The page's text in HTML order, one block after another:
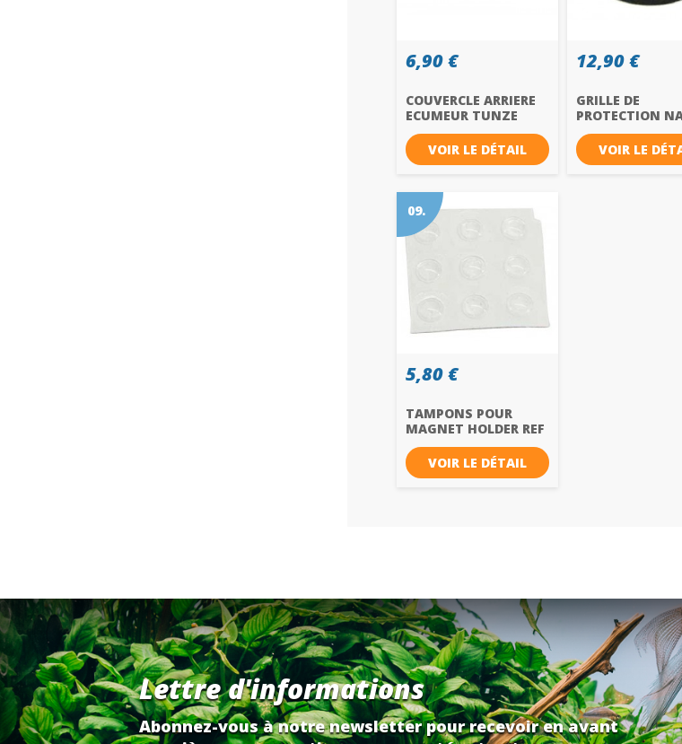
6,90 €
COUVERCLE ARRIERE
ECUMEUR TUNZE
9004 REF...
VOIR LE DÉTAIL
12,90 €
GRILLE DE
PROTECTION
WAVEBOX REF...
VOIR LE
09.
5,80 €
TAMPONS POUR
MAGNET HOLDER REF
6200.509
VOIR LE DÉTAIL
Lettre d'informations
Abonnez-vous à notre newsletter pour recevoir en avant